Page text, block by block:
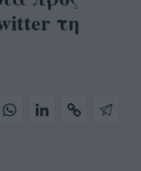
τη